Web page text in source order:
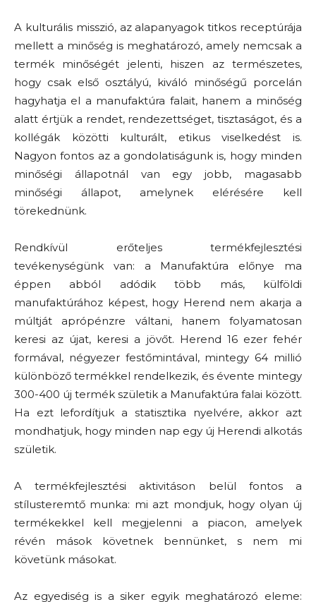
A kulturális misszió, az alapanyagok titkos receptúrája
mellett a minőség is meghatározó, amely nemcsak a
termék minőségét jelenti, hiszen az természetes,
hogy csak első osztályú, kiváló minőségű porcelán
hagyhatja el a manufaktúra falait, hanem a minőség
alatt értjük a rendet, rendezettséget, tisztaságot, és a
kollégák közötti kulturált, etikus viselkedést is.
Nagyon fontos az a gondolatiságunk is, hogy minden
minőségi állapotnál van egy jobb, magasabb
minőségi állapot, amelynek elérésére kell
törekednünk.
Rendkívül erőteljes termékfejlesztési
tevékenységünk van: a Manufaktúra előnye ma
éppen abból adódik több más, külföldi
manufaktúrához képest, hogy Herend nem akarja a
múltját aprópénzre váltani, hanem folyamatosan
keresi az újat, keresi a jövőt. Herend 16 ezer fehér
formával, négyezer festőmintával, mintegy 64 millió
különböző termékkel rendelkezik, és évente mintegy
300-400 új termék születik a Manufaktúra falai között.
Ha ezt lefordítjuk a statisztika nyelvére, akkor azt
mondhatjuk, hogy minden nap egy új Herendi alkotás
születik.
A termékfejlesztési aktivitáson belül fontos a
stílusteremtő munka: mi azt mondjuk, hogy olyan új
termékekkel kell megjelenni a piacon, amelyek
révén mások követnek bennünket, s nem mi
követünk másokat.
Az egyediség is a siker egyik meghatározó eleme: